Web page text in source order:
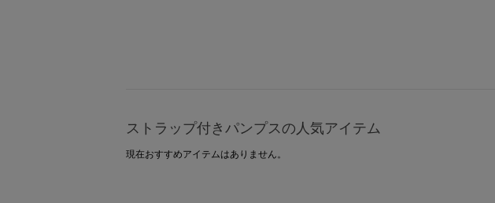
ストラップ付きパンプスの人気アイテム
現在おすすめアイテムはありません。